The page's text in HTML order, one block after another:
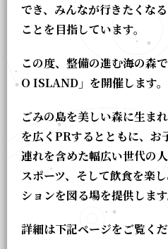
でき、みんなが行きたくな
ことを目指しています。
この度、整備の進む海の森
O ISLAND」を開催します。
ごみの島を美しい森に生ま
を広くPRするとともに、お
連れを含めた幅広い世代の
スポーツ、そして飲食を楽
ションを図る場を提供します
詳細は下記ページをご覧くだ